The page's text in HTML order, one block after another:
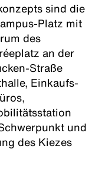
sind die
Platz mit
des
an der
Straße
Einkaufs-
und
des Kiezes